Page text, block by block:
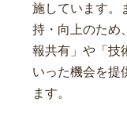
施しています。
持・向上のため
報共有」や「技
いった機会を提
ます。